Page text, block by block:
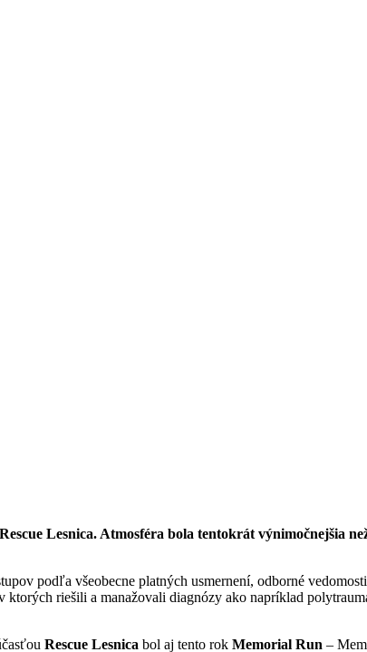
Lesnica. Atmosféra bola tentokrát výnimočnejšia
podľa všeobecne platných usmernení, odborné
riešili a manažovali diagnózy ako napríklad
Rescue Lesnica bol aj tento rok Memorial Run –